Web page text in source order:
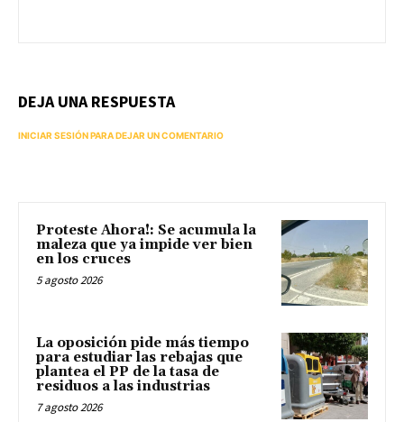
DEJA UNA RESPUESTA
INICIAR SESIÓN PARA DEJAR UN COMENTARIO
Proteste Ahora!: Se acumula la
maleza que ya impide ver bien
en los cruces
5 agosto 2026
La oposición pide más tiempo
para estudiar las rebajas que
plantea el PP de la tasa de
residuos a las industrias
7 agosto 2026